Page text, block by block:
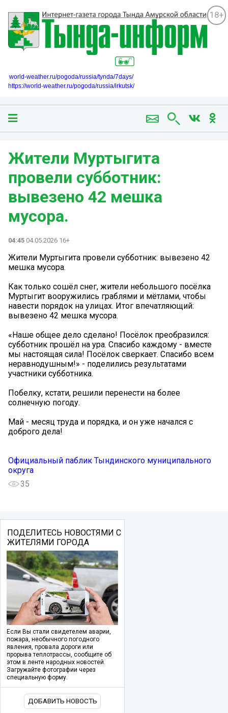
18+
world-weather.ru/pogoda/russia/tynda/7days/
https://world-weather.ru/pogoda/russia/irkutsk/
Жители Муртыгита
провели субботник:
вывезено 42 мешка
мусора.
04:45 04.05.2026 16+
Жители Муртыгита провели субботник: вывезено 42
мешка мусора.
Как только сошёл снег, жители небольшого посёлка
Муртыгит вооружились граблями и мётлами, чтобы
навести порядок на улицах. Итог впечатляющий:
вывезено 42 мешка мусора.
«Наше общее дело сделано! Посёлок преобразился:
субботник прошёл на ура. Спасибо каждому - вместе
мы настоящая сила! Посёлок сверкает. Спасибо всем
неравнодушным!» - поделились результатами
участники субботника.
️Побелку, кстати, решили перенести на более
солнечную погоду.
Май - месяц труда и порядка, и он уже начался с
доброго дела!
Официальный паблик Тындинского муниципального
округа
35
ПОДЕЛИТЕСЬ НОВОСТЯМИ С
ЖИТЕЛЯМИ ГОРОДА
Если Вы стали свидетелем аварии,
пожара, необычного погодного
явления, провала дороги или
прорыва теплотрассы, сообщите об
этом в ленте народных новостей.
Загружайте фотографии через
специальную форму.
ДОБАВИТЬ НОВОСТЬ